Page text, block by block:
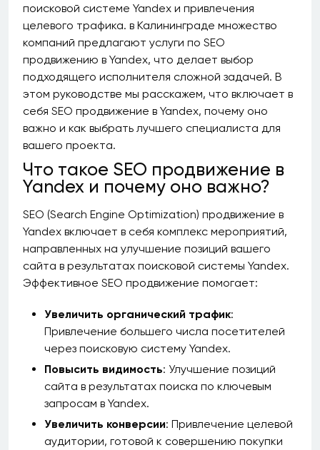
поисковой системе Yandex и привлечения
целевого трафика. в Калининграде множество
компаний предлагают услуги по SEO
продвижению в Yandex, что делает выбор
подходящего исполнителя сложной задачей. В
этом руководстве мы расскажем, что включает в
себя SEO продвижение в Yandex, почему оно
важно и как выбрать лучшего специалиста для
вашего проекта.
Что такое SEO продвижение в
Yandex и почему оно важно?
SEO (Search Engine Optimization) продвижение в
Yandex включает в себя комплекс мероприятий,
направленных на улучшение позиций вашего
сайта в результатах поисковой системы Yandex.
Эффективное SEO продвижение помогает:
Увеличить органический трафик:
Привлечение большего числа посетителей
через поисковую систему Yandex.
Повысить видимость: Улучшение позиций
сайта в результатах поиска по ключевым
запросам в Yandex.
Увеличить конверсии: Привлечение целевой
аудитории, готовой к совершению покупки